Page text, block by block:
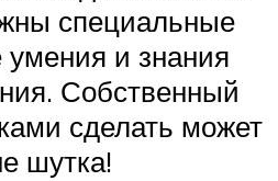
специальные
и знания
Собственный
сделать может
шутка!